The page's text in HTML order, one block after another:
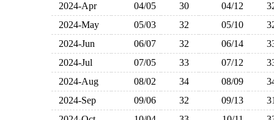
2024-Apr
04/05 30 04/12
2024-May
05/03 32 05/10
2024-Jun
06/07 32 06/14
2024-Jul
07/05 33 07/12
2024-Aug
08/02 34 08/09
2024-Sep
09/06 32 09/13